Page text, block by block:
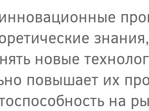
новые
повышает их
на